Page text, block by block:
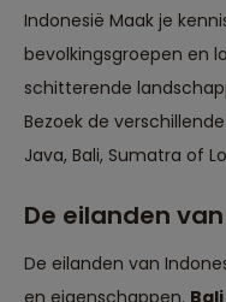
Indonesië Maak je
bevolkingsgroepen en
schitterende
Bezoek de
Java, Bali, Sumatra of
De eilanden
De eilanden van
en eigenschappen. Bali